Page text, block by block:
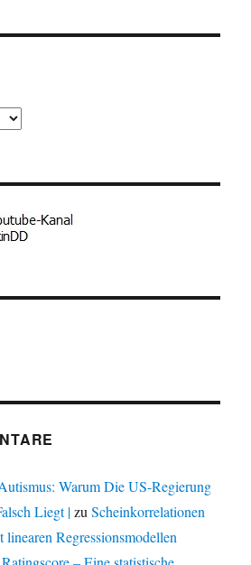
Warum Die US-Regierung
Liegt |zuScheinkorrelationen
Regressionsmodellen